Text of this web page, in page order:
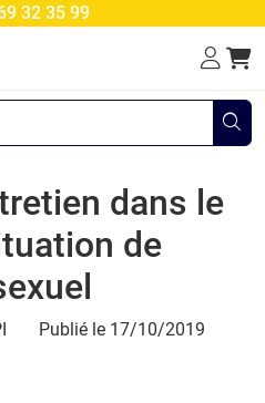
32 35 99
dans le
de
Publié le 17/10/2019